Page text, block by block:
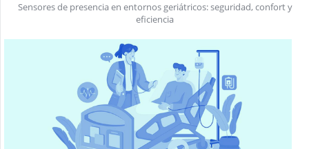
Sensores de presencia en entornos geriátricos: seguridad, confort y
eficiencia